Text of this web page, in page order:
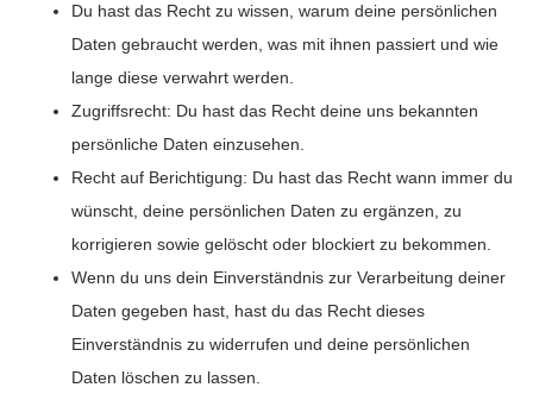
Du hast das Recht zu wissen, warum deine persönlichen
Daten gebraucht werden, was mit ihnen passiert und wie
lange diese verwahrt werden.
Zugriffsrecht: Du hast das Recht deine uns bekannten
persönliche Daten einzusehen.
Recht auf Berichtigung: Du hast das Recht wann immer du
wünscht, deine persönlichen Daten zu ergänzen, zu
korrigieren sowie gelöscht oder blockiert zu bekommen.
Wenn du uns dein Einverständnis zur Verarbeitung deiner
Daten gegeben hast, hast du das Recht dieses
Einverständnis zu widerrufen und deine persönlichen
Daten löschen zu lassen.